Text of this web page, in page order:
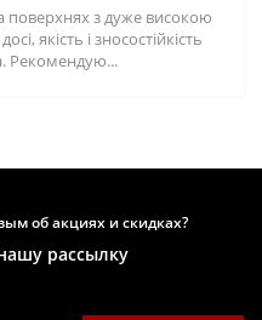
поверхнях з дуже високою
якість і зносостійкість
Рекомендую...
об акциях и скидках?
рассылку